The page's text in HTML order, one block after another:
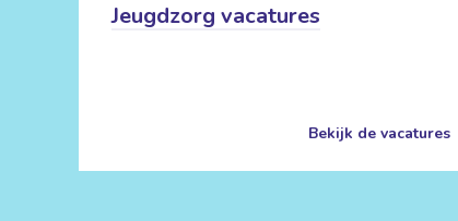
Jeugdzorg vacatures
Bekijk de vacatures